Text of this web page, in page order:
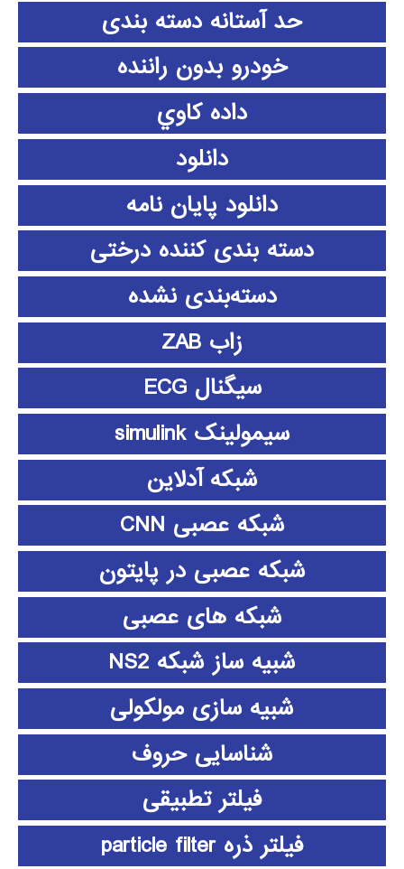
حد آستانه دسته بندی
خودرو بدون راننده
داده كاوي
دانلود
دانلود پايان نامه
دسته بندی کننده درختی
دسته‌بندی نشده
زاب ZAB
سیگنال ECG
سیمولینک simulink
شبکه آدلاین
شبکه عصبی CNN
شبکه عصبی در پایتون
شبکه های عصبی
شبیه ساز شبکه NS2
شبیه سازی مولکولی
شناسایی حروف
فیلتر تطبیقی
فیلتر ذره particle filter